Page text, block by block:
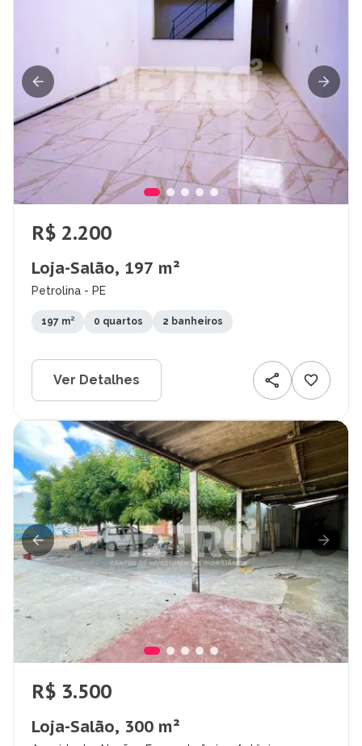
R$ 2.200
Loja-Salão, 197 m²
Petrolina - PE
197 m² 0 quartos 2 banheiros
Ver Detalhes
R$ 3.500
Loja-Salão, 300 m²